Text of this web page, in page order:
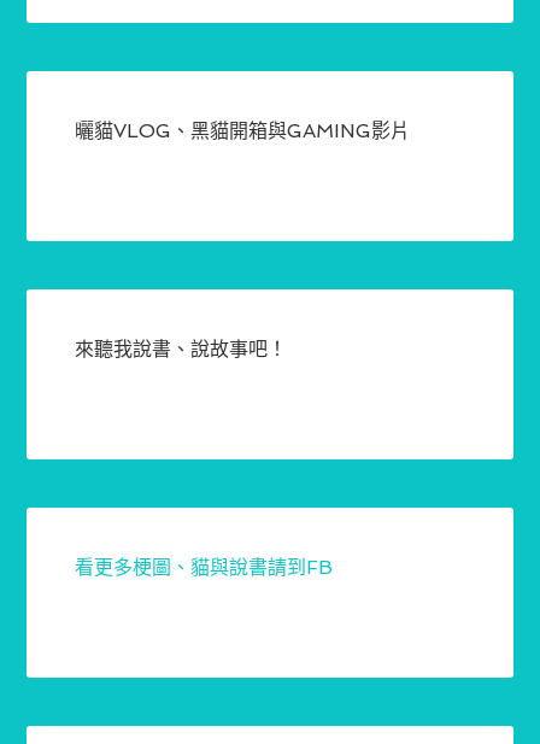
曬貓VLOG、黑貓開箱與GAMING影片
來聽我說書、說故事吧！
看更多梗圖、貓與說書請到FB